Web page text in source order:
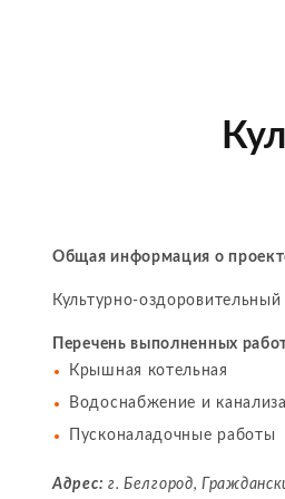
Общая информация о
Культурно-
Перечень выполненных
Крышная котельная
Водоснабжение и
Пусконаладочные работы
Адрес: г. Белгород,